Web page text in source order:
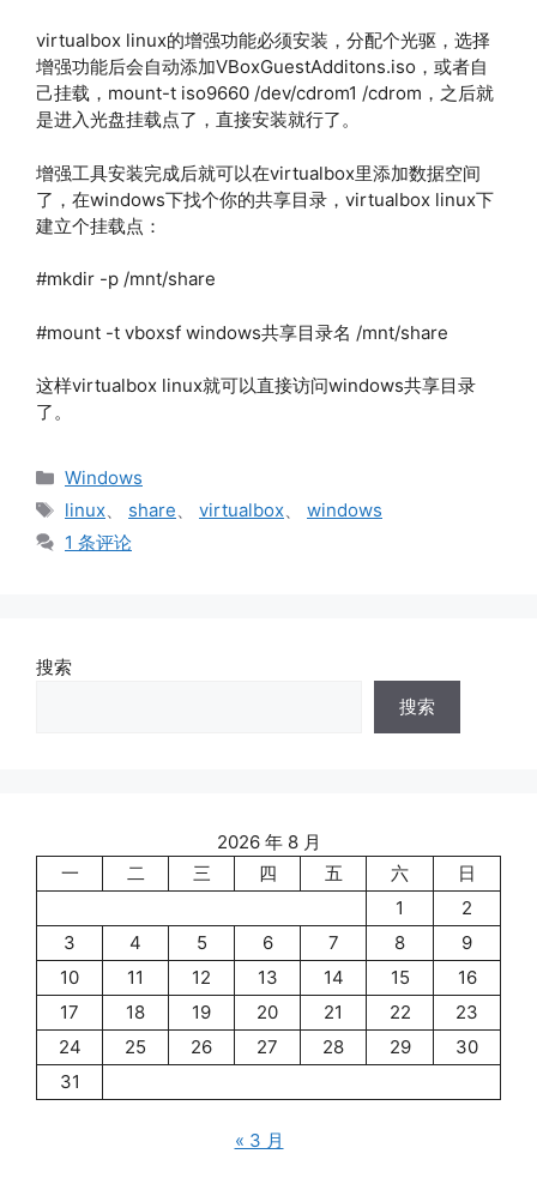
virtualbox linux的增强功能必须安装，分配个光驱，选择
增强功能后会自动添加VBoxGuestAdditons.iso，或者自
己挂载，mount-t iso9660 /dev/cdrom1 /cdrom，之后就
是进入光盘挂载点了，直接安装就行了。
增强工具安装完成后就可以在virtualbox里添加数据空间
了，在windows下找个你的共享目录，virtualbox linux下
建立个挂载点：
#mkdir -p /mnt/share
#mount -t vboxsf windows共享目录名 /mnt/share
这样virtualbox linux就可以直接访问windows共享目录
了。
分
类
Windows
标
签
linux、 share、 virtualbox、 windows
1 条评论
搜索
搜索
2026 年 8 月
一
二 三 四 五 六
日
1
2
3
4 5 6 7 8
9
10
11 12 13 14 15
16
17
18 19 20 21 22
23
24
25 26 27 28 29
30
31
« 3 月